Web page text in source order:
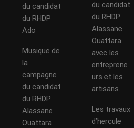
du candidat
du RHDP
Ado
Musique de
la
campagne
du candidat
du RHDP
Alassane
Ouattara
du candidat
du RHDP
Alassane
Ouattara
avec les
entreprene
urs et les
artisans.
Les travaux
d’hercule